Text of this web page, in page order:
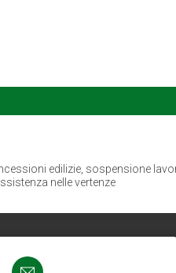
edilizie, sospensione
nelle vertenze